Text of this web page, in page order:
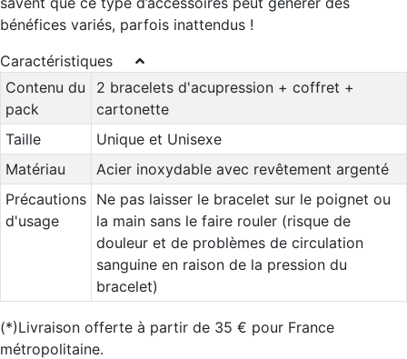
bénéfices variés, parfois inattendus !
Caractéristiques
Contenu du
pack
2 bracelets d'acupression + coffret +
cartonette
Taille
Unique et Unisexe
Matériau
Acier inoxydable avec revêtement argenté
Précautions
d'usage
Ne pas laisser le bracelet sur le poignet ou
la main sans le faire rouler (risque de
douleur et de problèmes de circulation
sanguine en raison de la pression du
bracelet)
(*)Livraison offerte à partir de 35 € pour France
métropolitaine.